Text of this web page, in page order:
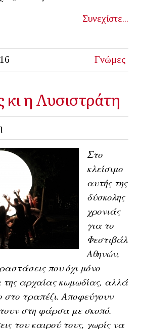
Συνεχίστε...
Γνώμες
κι η Λυσιστράτη
Στο
κλείσιμο
αυτής της
δύσκολης
χρονιάς
για το
Φεστιβάλ
Αθηνών,
που όχι μόνο
αρχαίας κωμωδίας, αλλά
στο τραπέζι. Αποφεύγουν
στη φάρσα με σκοπό.
του καιρού τους, χωρίς να